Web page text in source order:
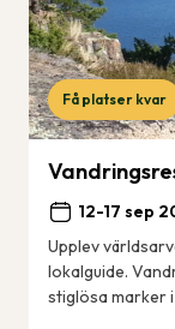
Få platser kvar
12-17 sep
Upplev
lokalguide.
stiglösa marker